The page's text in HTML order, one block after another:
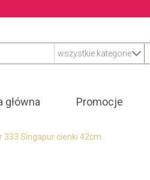
główna Promocje
333 Singapur cienki 42cm